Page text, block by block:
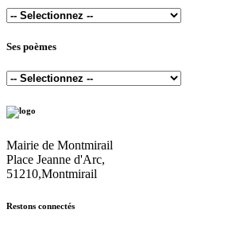
Ses poèmes
Mairie de Montmirail
Place Jeanne d'Arc,
51210,Montmirail
Restons connectés